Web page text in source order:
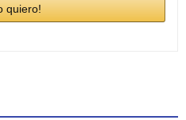
quiero!